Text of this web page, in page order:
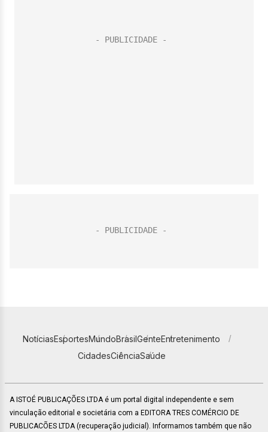
NotíciasEsportesMundoBrasilGenteEntretenimento
CidadesCiênciaSaúde
A ISTOÉ PUBLICAÇÕES LTDA é um portal digital independente e sem
vinculação editorial e societária com a EDITORA TRES COMÉRCIO DE
PUBLICACÕES LTDA (recuperação judicial). Informamos também que não